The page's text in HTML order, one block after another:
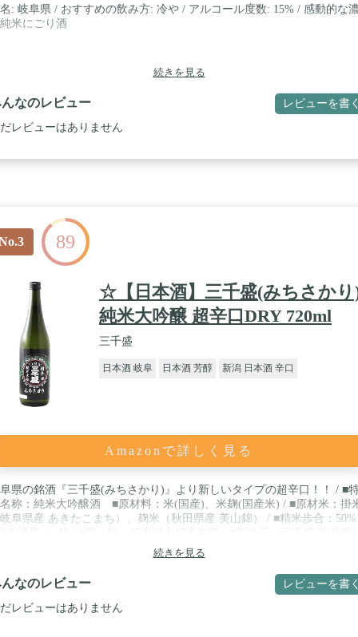
: 岐阜県 / おすすめの飲み方: 冷や / アルコール度数: 15% / 感動的な
米にごり酒
続きを見る
なのレビュー レビューを書
だレビューはありません
89
☆【日本酒】三千盛(みちさかり
純米大吟醸 超辛口DRY 720ml
三千盛
日本酒 岐阜 日本酒 芳醇 新潟 日本酒 辛口
Amazonで詳しく見る
県の銘酒『三千盛(みちさかり)』より新しいタイプの超辛口！！ / ■
称：純米大吟醸酒 ■原材料：米(国産)、米麹(国産米) / ■原材米：掛
岐阜県産 あきたこまち）、麹米（秋田県産 美山錦） / ■精米歩合：
続きを見る
なのレビュー レビューを書
だレビューはありません